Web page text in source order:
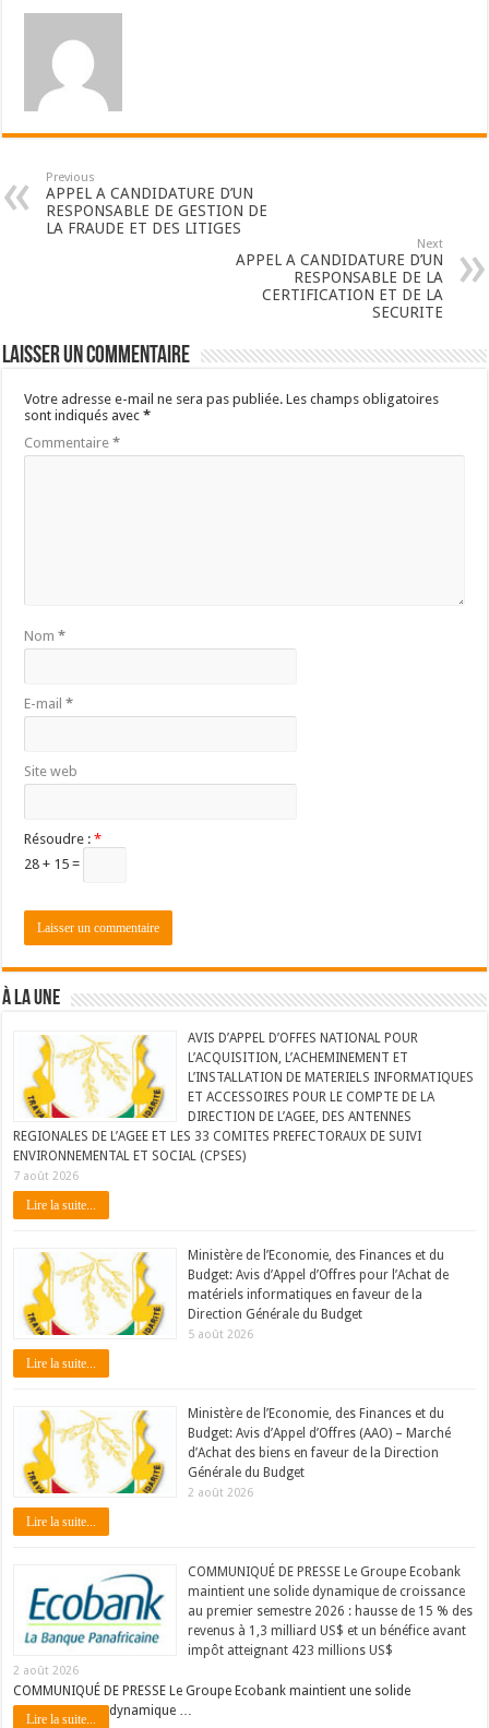
Previous
APPEL A CANDIDATURE D’UN
RESPONSABLE DE GESTION DE
LA FRAUDE ET DES LITIGES
Next
APPEL A CANDIDATURE D’UN
RESPONSABLE DE LA
CERTIFICATION ET DE LA
SECURITE
Laisser un commentaire
Votre adresse e-mail ne sera pas publiée. Les champs obligatoires
sont indiqués avec*
Commentaire*
Nom*
E-mail*
Site web
Résoudre :*
28 + 15 =
À LA UNE
AVIS D’APPEL D’OFFES NATIONAL POUR
L’ACQUISITION, L’ACHEMINEMENT ET
L’INSTALLATION DE MATERIELS INFORMATIQUES
ET ACCESSOIRES POUR LE COMPTE DE LA
DIRECTION DE L’AGEE, DES ANTENNES
REGIONALES DE L’AGEE ET LES 33 COMITES PREFECTORAUX DE SUIVI
ENVIRONNEMENTAL ET SOCIAL (CPSES)
7 août 2026
Lire la suite...
Ministère de l’Economie, des Finances et du
Budget: Avis d’Appel d’Offres pour l’Achat de
matériels informatiques en faveur de la
Direction Générale du Budget
5 août 2026
Lire la suite...
Ministère de l’Economie, des Finances et du
Budget: Avis d’Appel d’Offres (AAO) – Marché
d’Achat des biens en faveur de la Direction
Générale du Budget
2 août 2026
Lire la suite...
COMMUNIQUÉ DE PRESSE Le Groupe Ecobank
maintient une solide dynamique de croissance
au premier semestre 2026 : hausse de 15 % des
revenus à 1,3 milliard US$ et un bénéfice avant
impôt atteignant 423 millions US$
2 août 2026
COMMUNIQUÉ DE PRESSE Le Groupe Ecobank maintient une solide
dynamique …
Lire la suite...